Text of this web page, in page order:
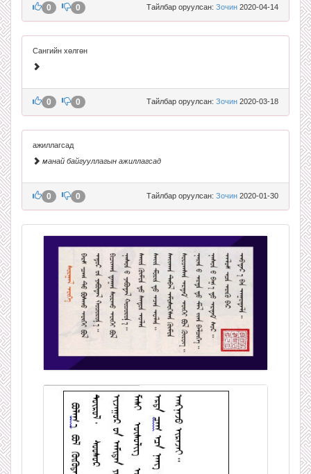
Тайлбар оруулсан: Зочин 2020-04-14
0 0
Сангийн хөлгөн
Тайлбар оруулсан: Зочин 2020-03-18
0 0
ажиллагсад
манай байгууллагын ажиллагсад
Тайлбар оруулсан: Зочин 2020-01-30
0 0